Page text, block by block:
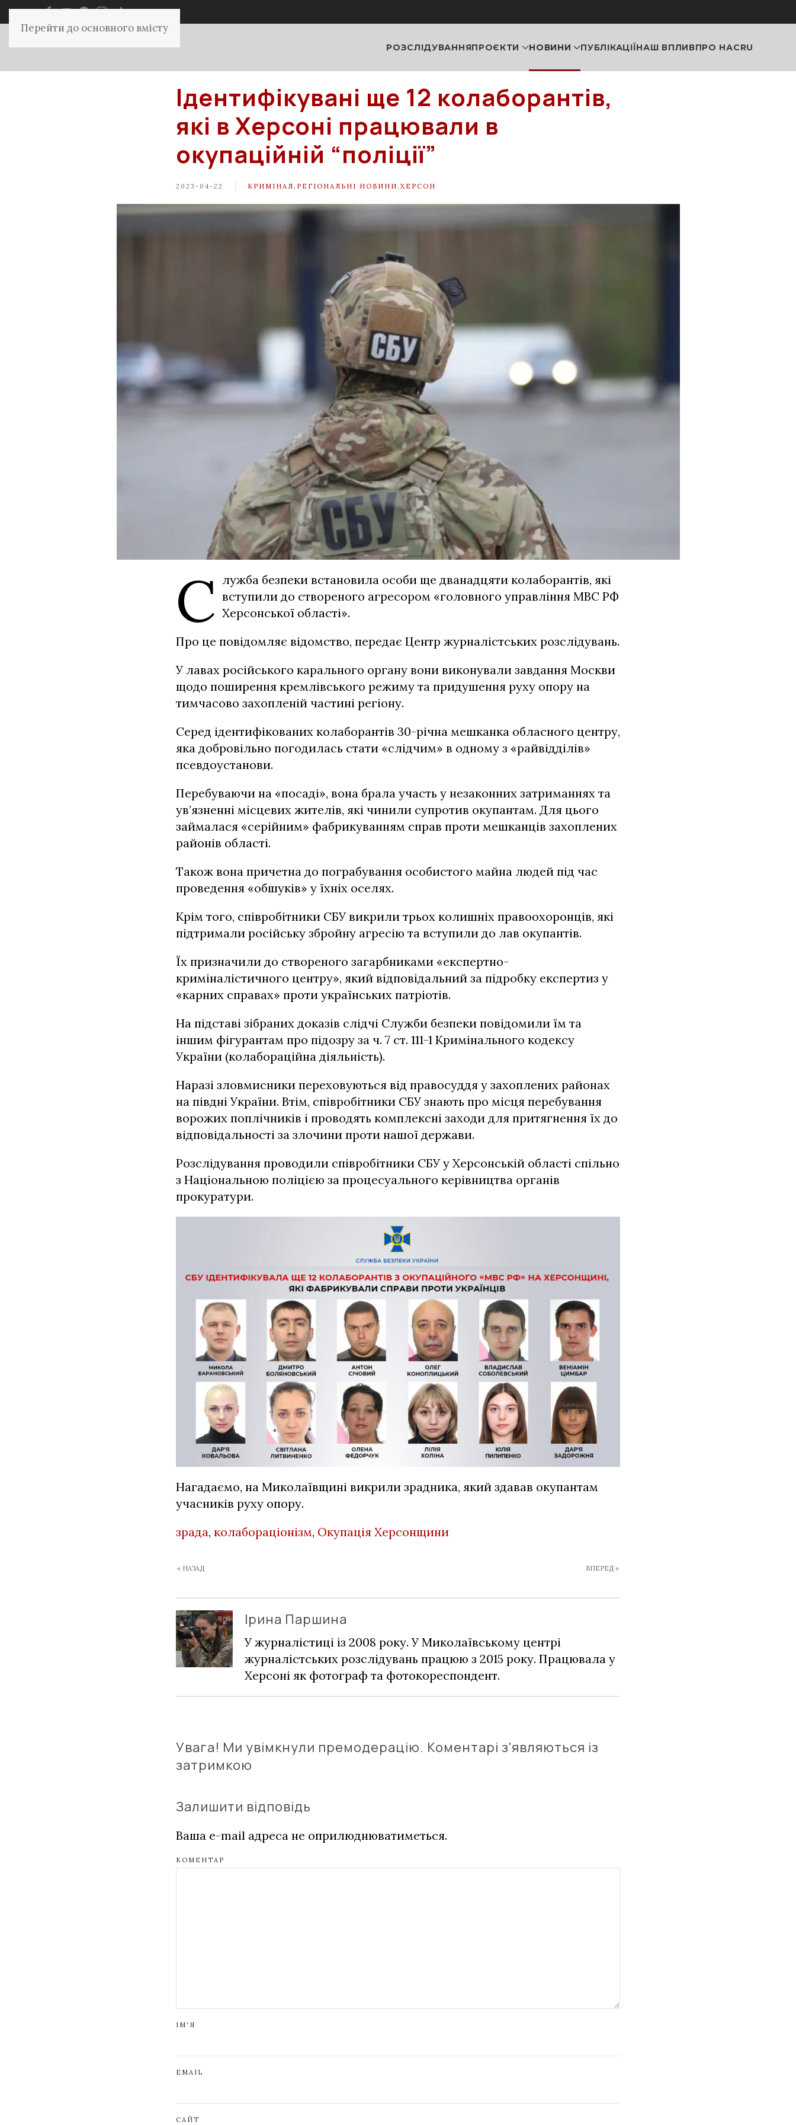
Перейти до основного вмісту
РОЗСЛІДУВАННЯПРОЄКТИ НОВИНИ ПУБЛІКАЦІЇНАШ ВПЛИВПРО НАСRU
Ідентифікувані ще 12 колаборантів,
які в Херсоні працювали в
окупаційній “поліції”
2023-04-22 КРИМІНАЛ РЕГІОНАЛЬНІ НОВИНИ ХЕРСОН
С лужба безпеки встановила особи ще дванадцяти колаборантів, які
вступили до створеного агресором «головного управління МВС РФ
Херсонської області».
Про це повідомляє відомство, передає Центр журналістських розслідувань.
У лавах російського карального органу вони виконували завдання Москви
щодо поширення кремлівського режиму та придушення руху опору на
тимчасово захопленій частині регіону.
Серед ідентифікованих колаборантів 30-річна мешканка обласного центру,
яка добровільно погодилась стати «слідчим» в одному з «райвідділів»
псевдоустанови.
Перебуваючи на «посаді», вона брала участь у незаконних затриманнях та
ув’язненні місцевих жителів, які чинили супротив окупантам. Для цього
займалася «серійним» фабрикуванням справ проти мешканців захоплених
районів області.
Також вона причетна до пограбування особистого майна людей під час
проведення «обшуків» у їхніх оселях.
Крім того, співробітники СБУ викрили трьох колишніх правоохоронців, які
підтримали російську збройну агресію та вступили до лав окупантів.
Їх призначили до створеного загарбниками «експертно-
криміналістичного центру», який відповідальний за підробку експертиз у
«карних справах» проти українських патріотів.
На підставі зібраних доказів слідчі Служби безпеки повідомили їм та
іншим фігурантам про підозру за ч. 7 ст. 111-1 Кримінального кодексу
України (колабораційна діяльність).
Наразі зловмисники переховуються від правосуддя у захоплених районах
на півдні України. Втім, співробітники СБУ знають про місця перебування
ворожих поплічників і проводять комплексні заходи для притягнення їх до
відповідальності за злочини проти нашої держави.
Розслідування проводили співробітники СБУ у Херсонській області спільно
з Національною поліцією за процесуального керівництва органів
прокуратури.
Нагадаємо, на Миколаївщині викрили зрадника, який здавав окупантам
учасників руху опору.
зрада, колабораціонізм, Окупація Херсонщини
« НАЗАД ВПЕРЕД »
Ірина Паршина
У журналістиці із 2008 року. У Миколаївському центрі
журналістських розслідувань працюю з 2015 року. Працювала у
Херсоні як фотограф та фотокореспондент.
Увага! Ми увімкнули премодерацію. Коментарі з'являються із
затримкою
Залишити відповідь
Ваша e-mail адреса не оприлюднюватиметься.
КОМЕНТАР
ІМ'Я
EMAIL
САЙТ